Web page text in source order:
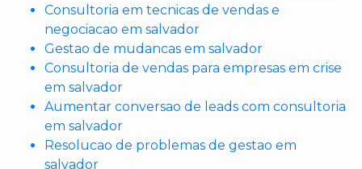
Consultoria em tecnicas de vendas e
negociacao em salvador
Gestao de mudancas em salvador
Consultoria de vendas para empresas em crise
em salvador
Aumentar conversao de leads com consultoria
em salvador
Resolucao de problemas de gestao em
salvador